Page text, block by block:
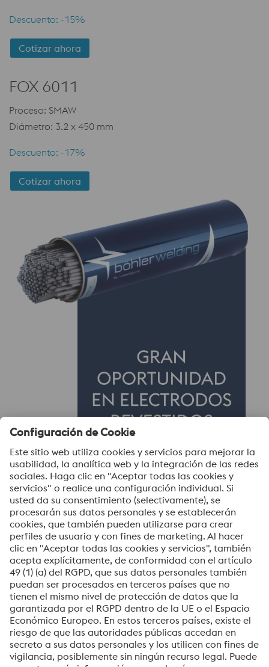
Descuento: -15%
Cotizar ahora
FOX 6011
Proceso: SMAW
Diámetro: 3.2 x 450 mm
Descuento: -17%
Cotizar ahora
Cuéntenos de su proyecto en la
caja de mensajes y comencemos a
triunfar juntos